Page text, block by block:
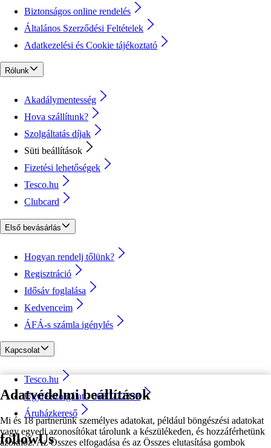
Adatvédelmi beállítások
Mi és 18 partnerünk személyes adatokat, például böngészési adatokat
vagy egyedi azonosítókat tárolunk a készülékeden, és hozzáférhetünk
azokhoz. Az Összes elfogadása és az Összes elutasítása gombok
Biztonságos online rendelés
Általános Szerződési Feltételek
Adatkezelési és Cookie tájékoztató
Rólunk
Akadálymentesség
Hova szállítunk?
Szolgáltatás díjak
Süti beállítások
Fizetési lehetőségek
Tesco.hu
Clubcard
Első bevásárlás
Hogyan rendelj tőlünk?
Regisztráció
Idősáv foglalása
Kedvenceim
ÁFÁ-s számla igénylés
Kapcsolat
Tesco.hu
Ügyfélszolgálat - 0680222333
Áruházkereső
followUs